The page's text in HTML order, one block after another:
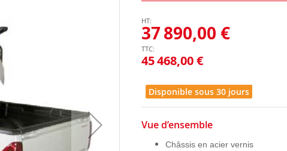
45 468,00 €
37 890,00 €
Disponible sous 30 jours
Vue d’ensemble
Châssis en acier vernis